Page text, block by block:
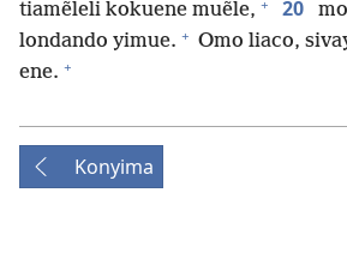
tiamẽleli kokuene muẽle, + 20
londando yimue. + Omo liaco,
ene. +
Konyima